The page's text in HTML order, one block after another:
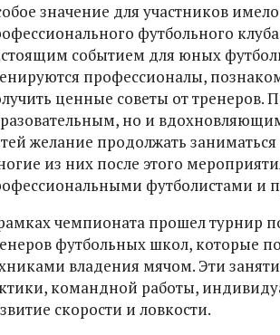
значение для участников
футбольного
событием для юных
профессионалы,
ценные советы от тренеров.
но и
желание продолжать
из них после этого
футболистами и
чемпионата прошел турнир
футбольных школ, которые
владения мячом. Эти
командной работы,
скорости и ловкости.